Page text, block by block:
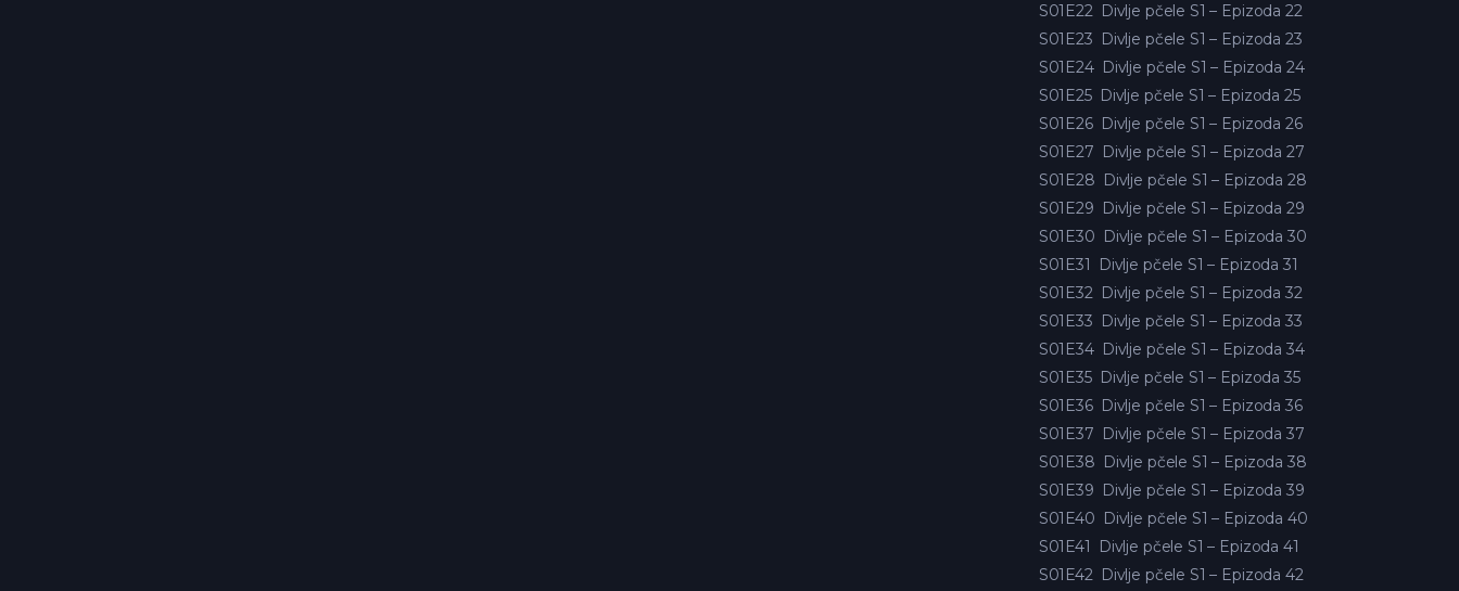
S01E22 Divlje pčele S1 – Epizoda 22
S01E23 Divlje pčele S1 – Epizoda 23
S01E24 Divlje pčele S1 – Epizoda 24
S01E25 Divlje pčele S1 – Epizoda 25
S01E26 Divlje pčele S1 – Epizoda 26
S01E27 Divlje pčele S1 – Epizoda 27
S01E28 Divlje pčele S1 – Epizoda 28
S01E29 Divlje pčele S1 – Epizoda 29
S01E30 Divlje pčele S1 – Epizoda 30
S01E31
Divlje pčele S1 – Epizoda 31
S01E32 Divlje pčele S1 – Epizoda 32
S01E33 Divlje pčele S1 – Epizoda 33
S01E34 Divlje pčele S1 – Epizoda 34
S01E35 Divlje pčele S1 – Epizoda 35
S01E36 Divlje pčele S1 – Epizoda 36
S01E37 Divlje pčele S1 – Epizoda 37
S01E38 Divlje pčele S1 – Epizoda 38
S01E39 Divlje pčele S1 – Epizoda 39
S01E40 Divlje pčele S1 – Epizoda 40
S01E41
Divlje pčele S1 – Epizoda 41
S01E42 Divlje pčele S1 – Epizoda 42